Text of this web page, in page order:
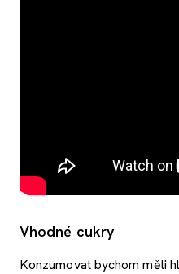
Vhodné cukry
Konzumovat bychom měli